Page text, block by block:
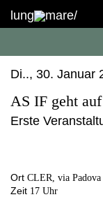
lung mare/
Di.., 30. Januar
AS IF geht
Erste
Ort CLER, via
Zeit 17 Uhr